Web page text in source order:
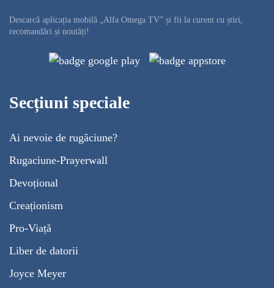
Descarcă aplicația mobilă „Alfa Omega TV” și fii la curent cu știri,
recomandări și noutăți!
Secțiuni speciale
Ai nevoie de rugăciune?
Rugaciune-Prayerwall
Devoțional
Creaționism
Pro-Viață
Liber de datorii
Joyce Meyer